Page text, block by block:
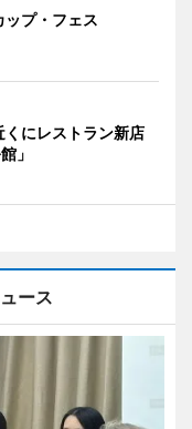
プ・フェス
にレストラン新店
」
ース